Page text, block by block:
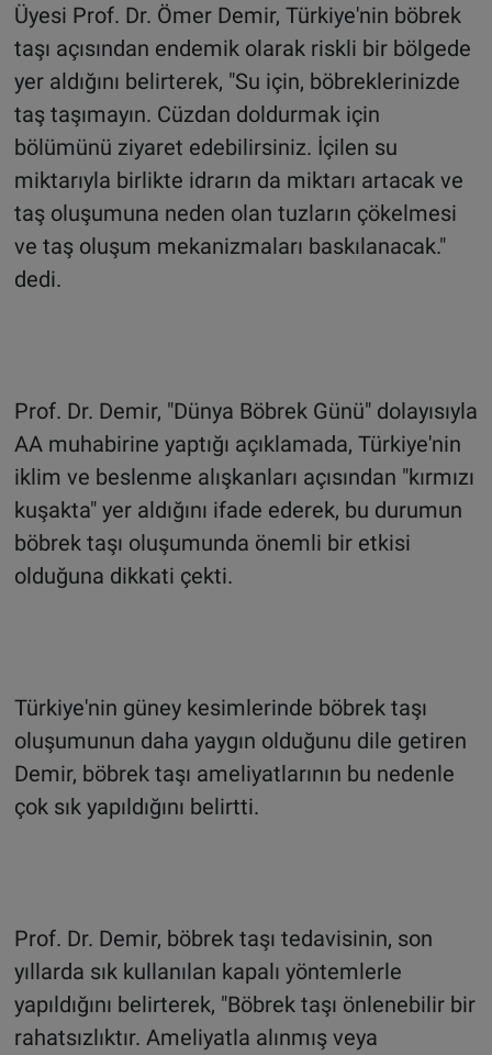
Üyesi Prof. Dr. Ömer Demir, Türkiye'nin böbrek
taşı açısından endemik olarak riskli bir bölgede
yer aldığını belirterek, "Su için, böbreklerinizde
taş taşımayın. Cüzdan doldurmak için
bölümünü ziyaret edebilirsiniz. İçilen su
miktarıyla birlikte idrarın da miktarı artacak ve
taş oluşumuna neden olan tuzların çökelmesi
ve taş oluşum mekanizmaları baskılanacak."
dedi.
Prof. Dr. Demir, "Dünya Böbrek Günü" dolayısıyla
AA muhabirine yaptığı açıklamada, Türkiye'nin
iklim ve beslenme alışkanları açısından "kırmızı
kuşakta" yer aldığını ifade ederek, bu durumun
böbrek taşı oluşumunda önemli bir etkisi
olduğuna dikkati çekti.
Türkiye'nin güney kesimlerinde böbrek taşı
oluşumunun daha yaygın olduğunu dile getiren
Demir, böbrek taşı ameliyatlarının bu nedenle
çok sık yapıldığını belirtti.
Prof. Dr. Demir, böbrek taşı tedavisinin, son
yıllarda sık kullanılan kapalı yöntemlerle
yapıldığını belirterek, "Böbrek taşı önlenebilir bir
rahatsızlıktır. Ameliyatla alınmış veya